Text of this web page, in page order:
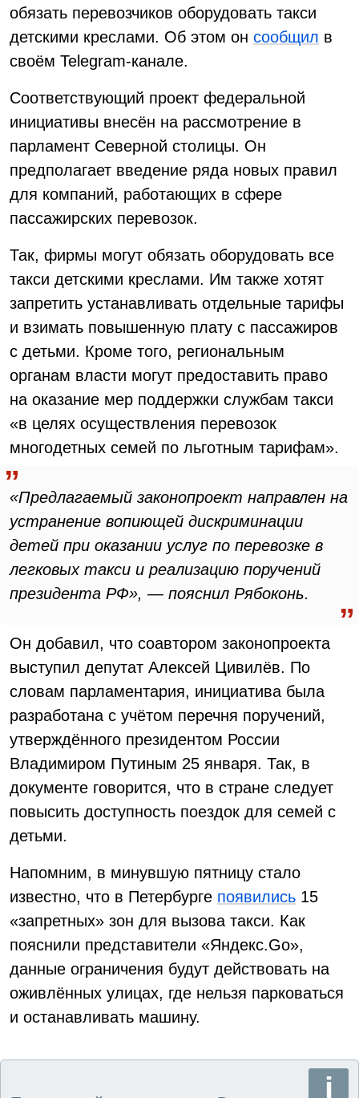
обязать перевозчиков оборудовать такси
детскими креслами. Об этом он сообщил в
своём Telegram-канале.
Соответствующий проект федеральной
инициативы внесён на рассмотрение в
парламент Северной столицы. Он
предполагает введение ряда новых правил
для компаний, работающих в сфере
пассажирских перевозок.
Так, фирмы могут обязать оборудовать все
такси детскими креслами. Им также хотят
запретить устанавливать отдельные тарифы
и взимать повышенную плату с пассажиров
с детьми. Кроме того, региональным
органам власти могут предоставить право
на оказание мер поддержки службам такси
«в целях осуществления перевозок
многодетных семей по льготным тарифам».
«Предлагаемый законопроект направлен на
устранение вопиющей дискриминации
детей при оказании услуг по перевозке в
легковых такси и реализацию поручений
президента РФ», — пояснил Рябоконь.
Он добавил, что соавтором законопроекта
выступил депутат Алексей Цивилёв. По
словам парламентария, инициатива была
разработана с учётом перечня поручений,
утверждённого президентом России
Владимиром Путиным 25 января. Так, в
документе говорится, что в стране следует
повысить доступность поездок для семей с
детьми.
Напомним, в минувшую пятницу стало
известно, что в Петербурге появились 15
«запретных» зон для вызова такси. Как
пояснили представители «Яндекс.Go»,
данные ограничения будут действовать на
оживлённых улицах, где нельзя парковаться
и останавливать машину.